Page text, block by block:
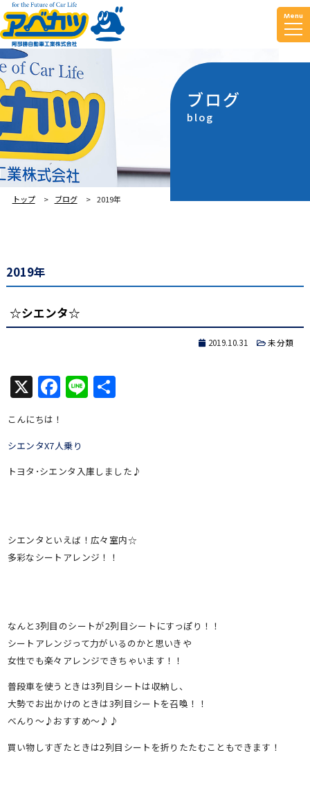
Menu
ブログ
blog
トップ ブログ 2019年
2019年
☆シエンタ☆
2019.10.31 未分類
X Facebook
Line共
こんにちは！
シエンタX7人乗り
トヨタ･シエンタ入庫しました♪
シエンタといえば！広々室内☆
多彩なシートアレンジ！！
なんと3列目のシートが2列目シートにすっぽり！！
シートアレンジって力がいるのかと思いきや
女性でも楽々アレンジできちゃいます！！
普段車を使うときは3列目シートは収納し、
大勢でお出かけのときは3列目シートを召喚！！
べんり～♪おすすめ～♪♪
買い物しすぎたときは2列目シートを折りたたむこともできます！